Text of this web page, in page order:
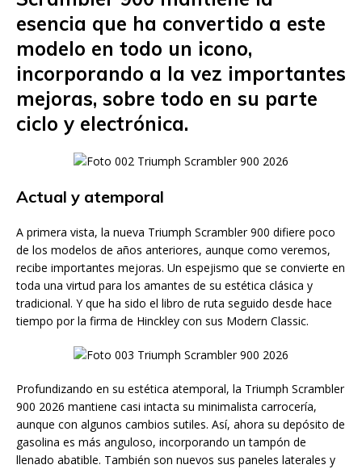
esencia que ha convertido a este
modelo en todo un icono,
incorporando a la vez importantes
mejoras, sobre todo en su parte
ciclo y electrónica.
Actual y atemporal
A primera vista, la nueva Triumph Scrambler 900 difiere poco
de los modelos de años anteriores, aunque como veremos,
recibe importantes mejoras. Un espejismo que se convierte en
toda una virtud para los amantes de su estética clásica y
tradicional. Y que ha sido el libro de ruta seguido desde hace
tiempo por la firma de Hinckley con sus Modern Classic.
Profundizando en su estética atemporal, la Triumph Scrambler
900 2026 mantiene casi intacta su minimalista carrocería,
aunque con algunos cambios sutiles. Así, ahora su depósito de
gasolina es más anguloso, incorporando un tampón de
llenado abatible. También son nuevos sus paneles laterales y